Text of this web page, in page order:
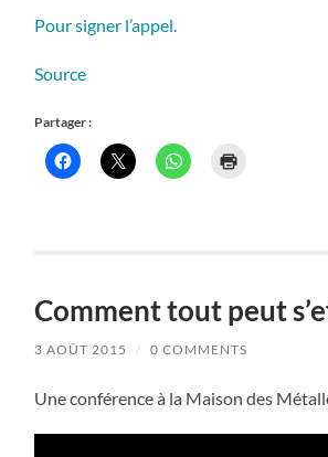
Pour signer l’appel.
Source
Partager :
Comment tout peut
3 AOÛT 2015 / 0 COMMENTS
Une conférence à la Maison des